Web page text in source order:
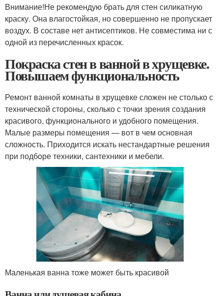
Внимание!Не рекомендую брать для стен силикатную
краску. Она влагостойкая, но совершенно не пропускает
воздух. В составе нет антисептиков. Не совместима ни с
одной из перечисленных красок.
Покраска стен в ванной в хрущевке.
Повышаем функциональность
Ремонт ванной комнаты в хрущевке сложен не столько с
технической стороны, сколько с точки зрения создания
красивого, функционального и удобного помещения.
Малые размеры помещения — вот в чем основная
сложность. Приходится искать нестандартные решения
при подборе техники, сантехники и мебели.
Маленькая ванна тоже может быть красивой